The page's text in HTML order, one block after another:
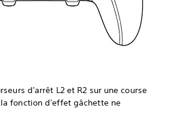
d'arrêt L2 et R2 sur une course
fonction d'effet gâchette ne